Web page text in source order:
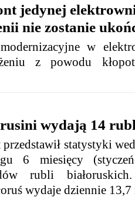
jedynej
nie zostanie
w
z powodu
wydają 14
przedstawił statystyki
6 miesięcy
rubli
wydaje dziennie 13,7